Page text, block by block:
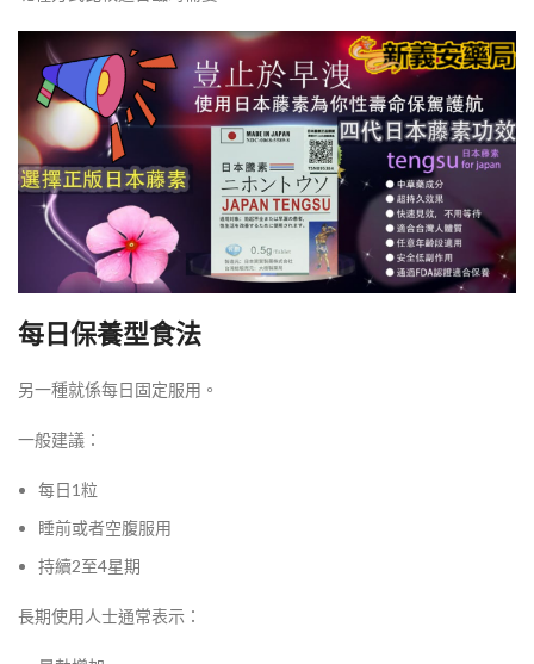
每日保養型食法
另一種就係每日固定服用。
一般建議：
每日1粒
睡前或者空腹服用
持續2至4星期
長期使用人士通常表示：